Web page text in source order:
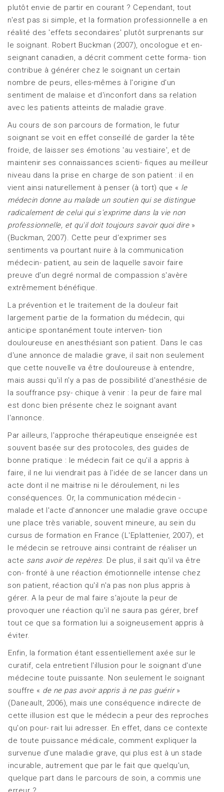
plutôt envie de partir en courant ? Cependant, tout
n'est pas si simple, et la formation professionnelle a en
réalité des 'effets secondaires' plutôt surprenants sur
le soignant. Robert Buckman (2007), oncologue et en-
seignant canadien, a décrit comment cette forma- tion
contribue à générer chez le soignant un certain
nombre de peurs, elles-mêmes à l'origine d'un
sentiment de malaise et d'inconfort dans sa relation
avec les patients atteints de maladie grave.
Au cours de son parcours de formation, le futur
soignant se voit en effet conseillé de garder la tête
froide, de laisser ses émotions 'au vestiaire', et de
maintenir ses connaissances scienti- fiques au meilleur
niveau dans la prise en charge de son patient : il en
vient ainsi naturellement à penser (à tort) que « le
médecin donne au malade un soutien qui se distingue
radicalement de celui qui s'exprime dans la vie non
professionnelle, et qu'il doit toujours savoir quoi dire»
(Buckman, 2007). Cette peur d'exprimer ses
sentiments va pourtant nuire à la communication
médecin- patient, au sein de laquelle savoir faire
preuve d'un degré normal de compassion s'avère
extrêmement bénéfique.
La prévention et le traitement de la douleur fait
largement partie de la formation du médecin, qui
anticipe spontanément toute interven- tion
douloureuse en anesthésiant son patient. Dans le cas
d'une annonce de maladie grave, il sait non seulement
que cette nouvelle va être douloureuse à entendre,
mais aussi qu'il n'y a pas de possibilité d'anesthésie de
la souffrance psy- chique à venir : la peur de faire mal
est donc bien présente chez le soignant avant
l'annonce.
Par ailleurs, l'approche thérapeutique enseignée est
souvent basée sur des protocoles, des guides de
bonne pratique : le médecin fait ce qu'il a appris à
faire, il ne lui viendrait pas à l'idée de se lancer dans un
acte dont il ne maitrise ni le déroulement, ni les
conséquences. Or, la communication médecin -
malade et l'acte d'annoncer une maladie grave occupe
une place très variable, souvent mineure, au sein du
cursus de formation en France (L'Eplattenier, 2007), et
le médecin se retrouve ainsi contraint de réaliser un
acte sans avoir de repères. De plus, il sait qu'il va être
con- fronté à une réaction émotionnelle intense chez
son patient, réaction qu'il n'a pas non plus appris à
gérer. A la peur de mal faire s'ajoute la peur de
provoquer une réaction qu'il ne saura pas gérer, bref
tout ce que sa formation lui a soigneusement appris à
éviter.
Enfin, la formation étant essentiellement axée sur le
curatif, cela entretient l'illusion pour le soignant d'une
médecine toute puissante. Non seulement le soignant
souffre « de ne pas avoir appris à ne pas guérir»
(Daneault, 2006), mais une conséquence indirecte de
cette illusion est que le médecin a peur des reproches
qu'on pour- rait lui adresser. En effet, dans ce contexte
de toute puissance médicale, comment expliquer la
survenue d'une maladie grave, qui plus est à un stade
incurable, autrement que par le fait que quelqu'un,
quelque part dans le parcours de soin, a commis une